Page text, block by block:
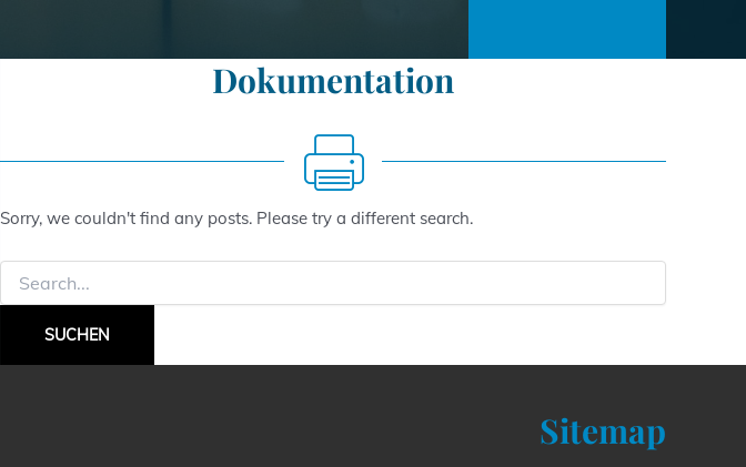
Dokumentation
Sorry, we couldn't find any posts. Please try a different search.
nach:
Sitemap